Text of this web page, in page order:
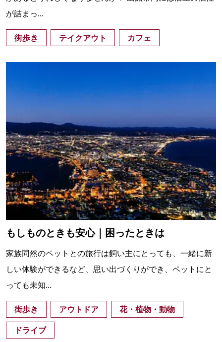
が詰まっ...
街歩き テイクアウト カフェ
もしものときも安心｜困ったときは
家族同然のペットとの旅行は飼い主にとっても、一緒に新
しい体験ができるなど、思い出づくりができ、ペットにと
っても未知...
街歩き アウトドア
花・植物・動物
ドライブ